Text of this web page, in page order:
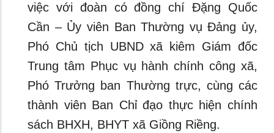
việc với đoàn có đồng chí Đặng Quốc
Cần – Ủy viên Ban Thường vụ Đảng ủy,
Phó Chủ tịch UBND xã kiêm Giám đốc
Trung tâm Phục vụ hành chính công xã,
Phó Trưởng ban Thường trực, cùng các
thành viên Ban Chỉ đạo thực hiện chính
sách BHXH, BHYT xã Giồng Riềng.